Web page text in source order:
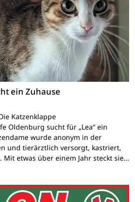
ein Zuhause
Katzenklappe
Oldenburg sucht für „Lea“ ein
wurde anonym in der
und tierärztlich versorgt, kastriert,
etwas über einem Jahr steckt sie…